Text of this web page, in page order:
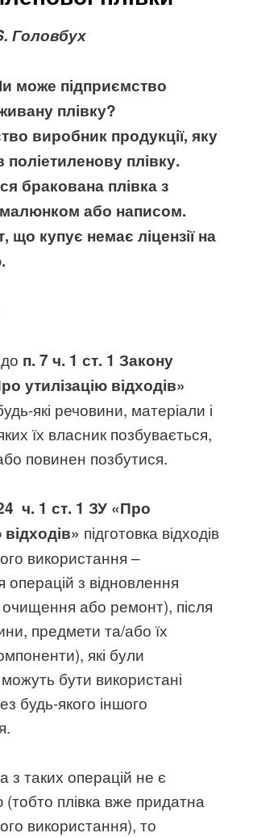
Головбух
може підприємство
плівку?
виробник продукції, яку
поліетиленову плівку.
бракована плівка з
або написом.
що купує немає ліцензії на
п. 7 ч. 1 ст. 1 Закону
утилізацію відходів»
які речовини, матеріали і
їх власник позбувається,
повинен позбутися.
ч. 1 ст. 1 ЗУ «Про
підготовка відходів
використання –
операцій з відновлення
очищення або ремонт), після
предмети та/або їх
які були
бути використані
будь-якого іншого
таких операцій не є
(тобто плівка вже придатна
використання), то